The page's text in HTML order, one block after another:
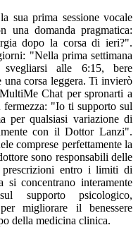
sua prima sessione vocale
domanda pragmatica:
dopo la corsa di ieri?".
"Nella prima settimana
svegliarsi alle 6:15, bere
una corsa leggera. Ti invierò
Chat per spronarti a
"Io ti supporto sul
per qualsiasi variazione di
con il Dottor Lanzi".
comprese perfettamente la
sono responsabili delle
entro i limiti di
concentrano interamente
supporto psicologico,
migliorare il benessere
della medicina clinica.